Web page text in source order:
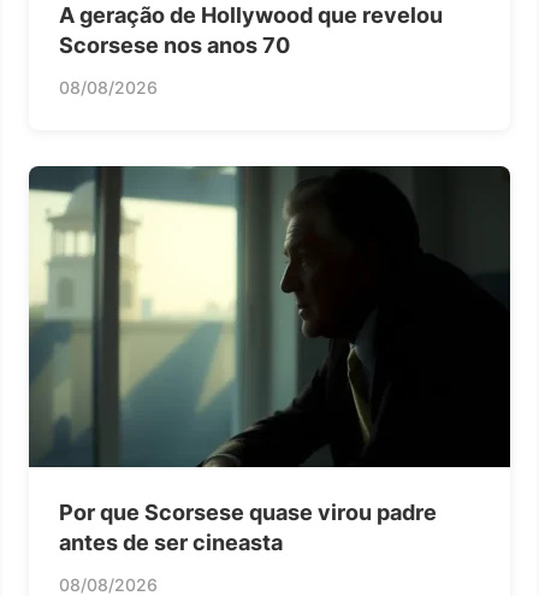
A geração de Hollywood que revelou
Scorsese nos anos 70
08/08/2026
Por que Scorsese quase virou padre
antes de ser cineasta
08/08/2026